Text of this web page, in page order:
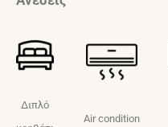
Διπλό
Air condition